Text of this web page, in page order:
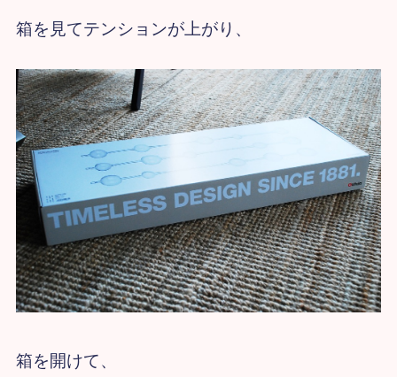
箱を見てテンションが上がり、
箱を開けて、